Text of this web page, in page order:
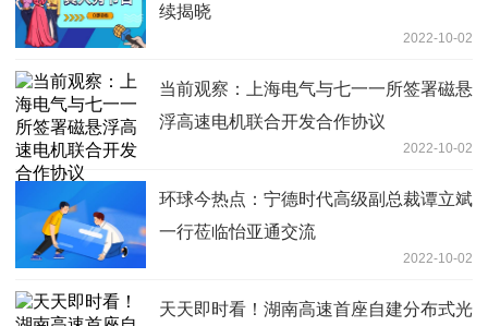
续揭晓
2022-10-02
当前观察：上海电气与七一一所签署磁悬
浮高速电机联合开发合作协议
2022-10-02
环球今热点：宁德时代高级副总裁谭立斌
一行莅临怡亚通交流
2022-10-02
天天即时看！湖南高速首座自建分布式光